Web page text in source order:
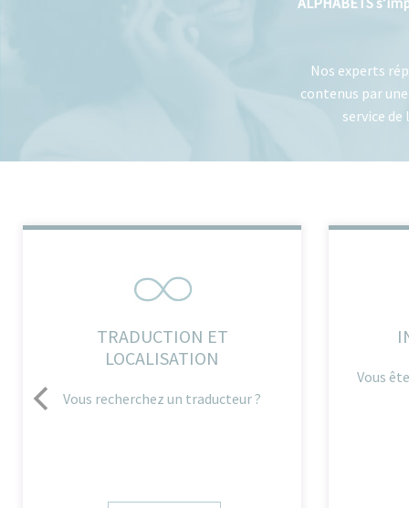
Nos experts
contenus par
service
TRADUCTION ET
LOCALISATION
Vous recherchez un traducteur ?
Vous